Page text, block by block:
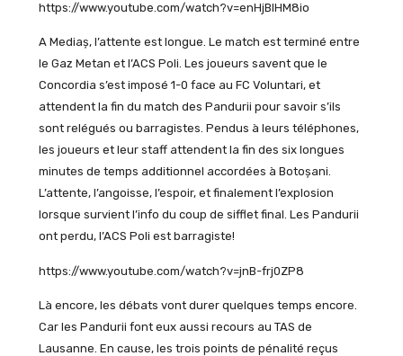
https://www.youtube.com/watch?v=enHjBIHM8io
A Mediaș, l’attente est longue. Le match est terminé entre
le Gaz Metan et l’ACS Poli. Les joueurs savent que le
Concordia s’est imposé 1-0 face au FC Voluntari, et
attendent la fin du match des Pandurii pour savoir s’ils
sont relégués ou barragistes. Pendus à leurs téléphones,
les joueurs et leur staff attendent la fin des six longues
minutes de temps additionnel accordées à Botoșani.
L’attente, l’angoisse, l’espoir, et finalement l’explosion
lorsque survient l’info du coup de sifflet final. Les Pandurii
ont perdu, l’ACS Poli est barragiste!
https://www.youtube.com/watch?v=jnB-frj0ZP8
Là encore, les débats vont durer quelques temps encore.
Car les Pandurii font eux aussi recours au TAS de
Lausanne. En cause, les trois points de pénalité reçus